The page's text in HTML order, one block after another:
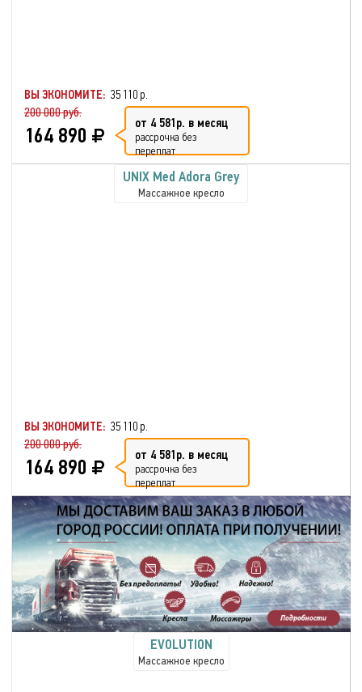
ВЫ ЭКОНОМИТЕ: 35 110 р.
200 000 руб.
164 890 от 4 581р. в месяц
рассрочка без
переплат
UNIX Med Adora Grey
Массажное кресло
ВЫ ЭКОНОМИТЕ: 35 110 р.
200 000 руб.
164 890 от 4 581р. в месяц
рассрочка без
переплат
EVOLUTION
Массажное кресло